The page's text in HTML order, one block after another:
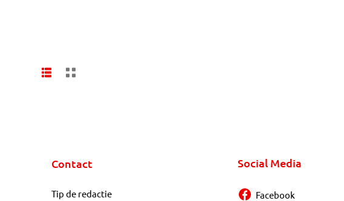
Contact
Tip de redactie
Social Media
Facebook